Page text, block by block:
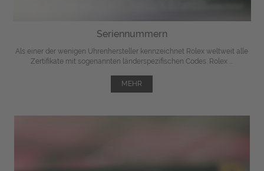
Seriennummern
Als einer der wenigen Uhrenhersteller kennzeichnet Rolex weltweit alle
Zertifikate mit sogenannten länderspezifischen Codes. Rolex ...
MEHR